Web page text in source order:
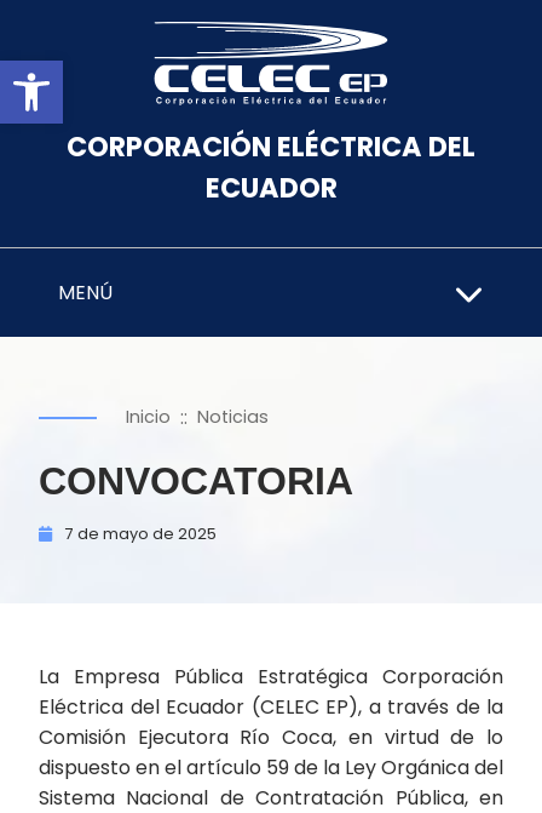
Abrir barra de herramientas
CORPORACIÓN ELÉCTRICA DEL
ECUADOR
MENÚ
Inicio :: Noticias
CONVOCATORIA
7 de mayo de 2025
La Empresa Pública Estratégica Corporación
Eléctrica del Ecuador (CELEC EP), a través de la
Comisión Ejecutora Río Coca, en virtud de lo
dispuesto en el artículo 59 de la Ley Orgánica del
Sistema Nacional de Contratación Pública, en